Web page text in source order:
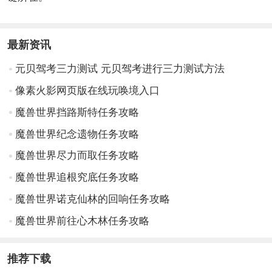
最新资讯
元贝驾考三力测试 元贝驾考进行三力测试方法
像素火影网页版在线玩唤境入口
魔兽世界挡路斯特任务攻略
魔兽世界纪念遗物任务攻略
魔兽世界尽力而取任务攻略
魔兽世界追根究底任务攻略
魔兽世界诺克仙林的回响任务攻略
魔兽世界前往心木林任务攻略
推荐下载